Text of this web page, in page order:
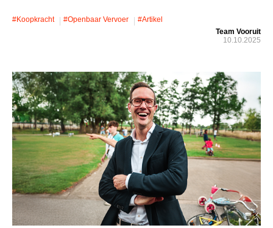
#koopkracht #openbaar Vervoer
#artikel
Team Vooruit
10.10.2025